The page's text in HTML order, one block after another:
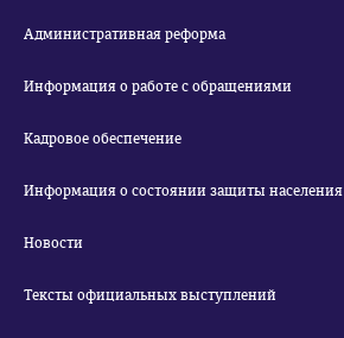
Административная реформа
Информация о работе с обращениями
Кадровое обеспечение
Информация о состоянии защиты населения
Новости
Тексты официальных выступлений